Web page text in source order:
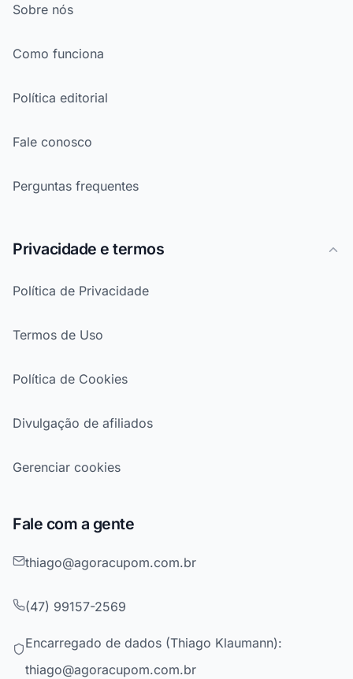
Sobre nós
Como funciona
Política editorial
Fale conosco
Perguntas frequentes
Privacidade e termos
Política de Privacidade
Termos de Uso
Política de Cookies
Divulgação de afiliados
Gerenciar cookies
Fale com a gente
thiago@agoracupom.com.br
(47) 99157-2569
Encarregado de dados (Thiago Klaumann):
thiago@agoracupom.com.br